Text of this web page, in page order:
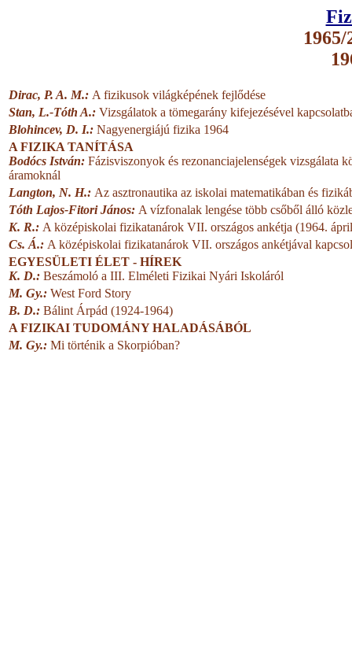
1965/
Dirac, P. A. M.: A fizikusok világképének fejlődése
Stan, L.-Tóth A.: Vizsgálatok a tömegarány kifejezésével
Blohincev, D. I.: Nagyenergiájú fizika 1964
A FIZIKA TANÍTÁSA
Bodócs István: Fázisviszonyok és rezonanciajelenségek vizsgálata
áramoknál
Langton, N. H.: Az asztronautika az iskolai matematikában és
Tóth Lajos-Fitori János: A vízfonalak lengése több csőből álló
K. R.: A középiskolai fizikatanárok VII. országos ankétja (1964.
Cs. Á.: A középiskolai fizikatanárok VII. országos ankétjával
EGYESÜLETI ÉLET - HÍREK
K. D.: Beszámoló a III. Elméleti Fizikai Nyári Iskoláról
M. Gy.: West Ford Story
B. D.: Bálint Árpád (1924-1964)
A FIZIKAI TUDOMÁNY HALADÁSÁBÓL
M. Gy.: Mi történik a Skorpióban?